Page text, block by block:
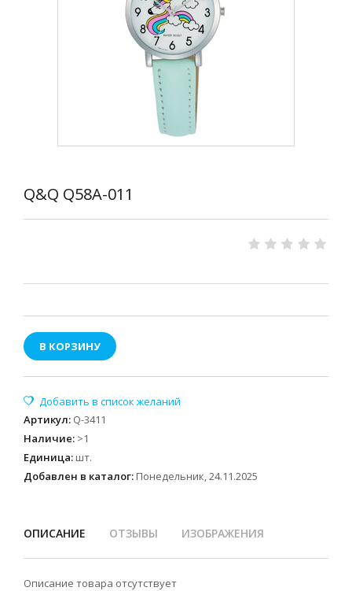
Q&Q Q58A-011
В КОРЗИНУ
Артикул: Q-3411
Наличие: >1
Единица: шт.
Добавлен в каталог: Понедельник, 24.11.2025
ОПИСАНИЕ ОТЗЫВЫ ИЗОБРАЖЕНИЯ
Описание товара отсутствует